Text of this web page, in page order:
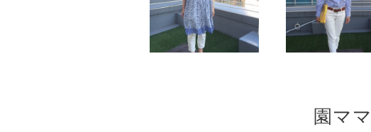
園マ